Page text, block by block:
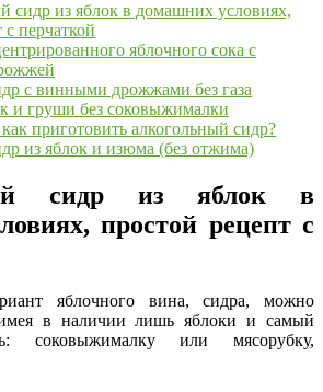
сидр из яблок в домашних условиях,
перчаткой
яблочного сока с
с винными дрожжами без газа
и груши без соковыжималки
приготовить алкогольный сидр?
из яблок и изюма (без отжима)
сидр из яблок в
простой рецепт с
яблочного вина, сидра, можно
в наличии лишь яблоки и самый
соковыжималку или мясорубку,